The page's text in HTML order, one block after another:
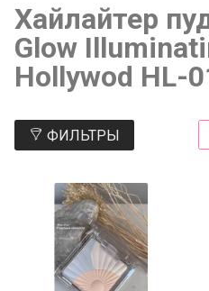
Хайлайтер
Glow
Hollywod HL-
ФИЛЬТРЫ